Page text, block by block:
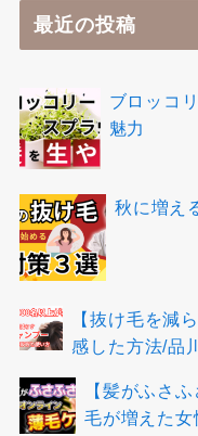
最近の投稿
ブロッコ
魅力
秋に増え
【抜け毛を減
感した方法/品
【髪がふさ
毛が増えた女